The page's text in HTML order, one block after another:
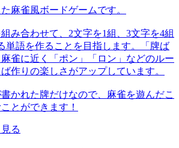
麻雀風ボードゲームです。
み合わせて、2文字を1組、3文字を4組
単語を作ることを目指します。「牌ば
雀に近く「ポン」「ロン」などのルー
作りの楽しさがアップしています。
かれた牌だけなので、麻雀を遊んだこ
とができます！
る